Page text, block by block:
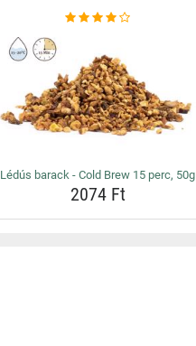
Lédús barack - Cold Brew 15 perc, 50g
2074 Ft